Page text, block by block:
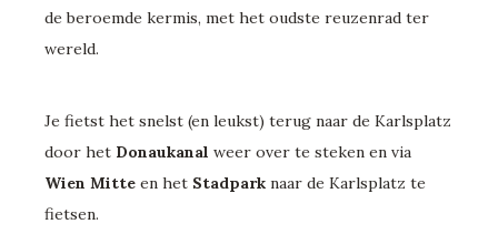
de beroemde kermis, met het oudste reuzenrad ter
wereld.
Je fietst het snelst (en leukst) terug naar de Karlsplatz
door het Donaukanal weer over te steken en via
Wien Mitte en het Stadpark naar de Karlsplatz te
fietsen.